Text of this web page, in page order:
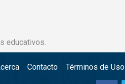
educativos.
Contacto Términos de Uso